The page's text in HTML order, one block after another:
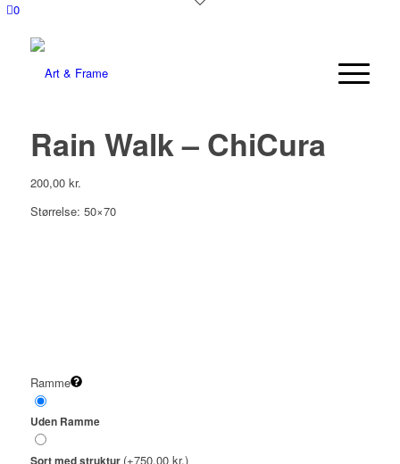
0
Rain Walk – ChiCura
200,00 kr.
Størrelse: 50×70
Ramme
Uden Ramme
(+750,00 kr.)